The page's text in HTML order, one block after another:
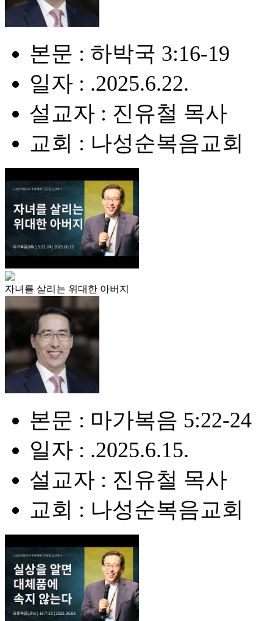
본문 : 하박국 3:16-19
일자 : .2025.6.22.
설교자 : 진유철 목사
교회 : 나성순복음교회
자녀를 살리는 위대한 아버지
본문 : 마가복음 5:22-24
일자 : .2025.6.15.
설교자 : 진유철 목사
교회 : 나성순복음교회